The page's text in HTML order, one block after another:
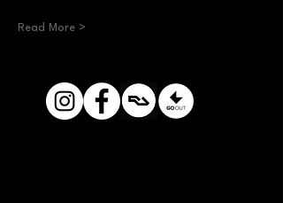
Read More >